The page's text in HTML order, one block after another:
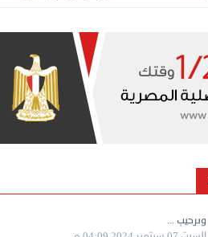
بيع ساعة تيسوت
الأحد 08 سبتمبر 2024 12:00 ص
السبت 07 سبتمبر 2024 04:09 م